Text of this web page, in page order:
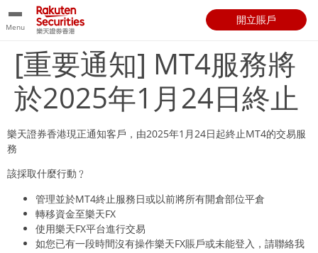
Menu
開立賬戶
[重要通知] MT4服務將
於2025年1月24日終止
樂天證券香港現正通知客戶，由2025年1月24日起終止MT4的交易服
務
該採取什麼行動﹖
管理並於MT4終止服務日或以前將所有開倉部位平倉
轉移資金至樂天FX
使用樂天FX平台進行交易
如您已有一段時間沒有操作樂天FX賬戶或未能登入，請聯絡我